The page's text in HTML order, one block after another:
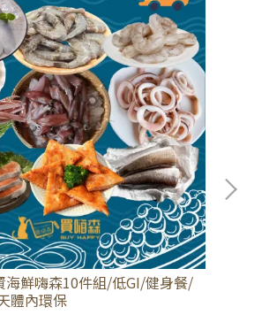
海鮮嗨森10件組/低GI/健身餐/
體內環保